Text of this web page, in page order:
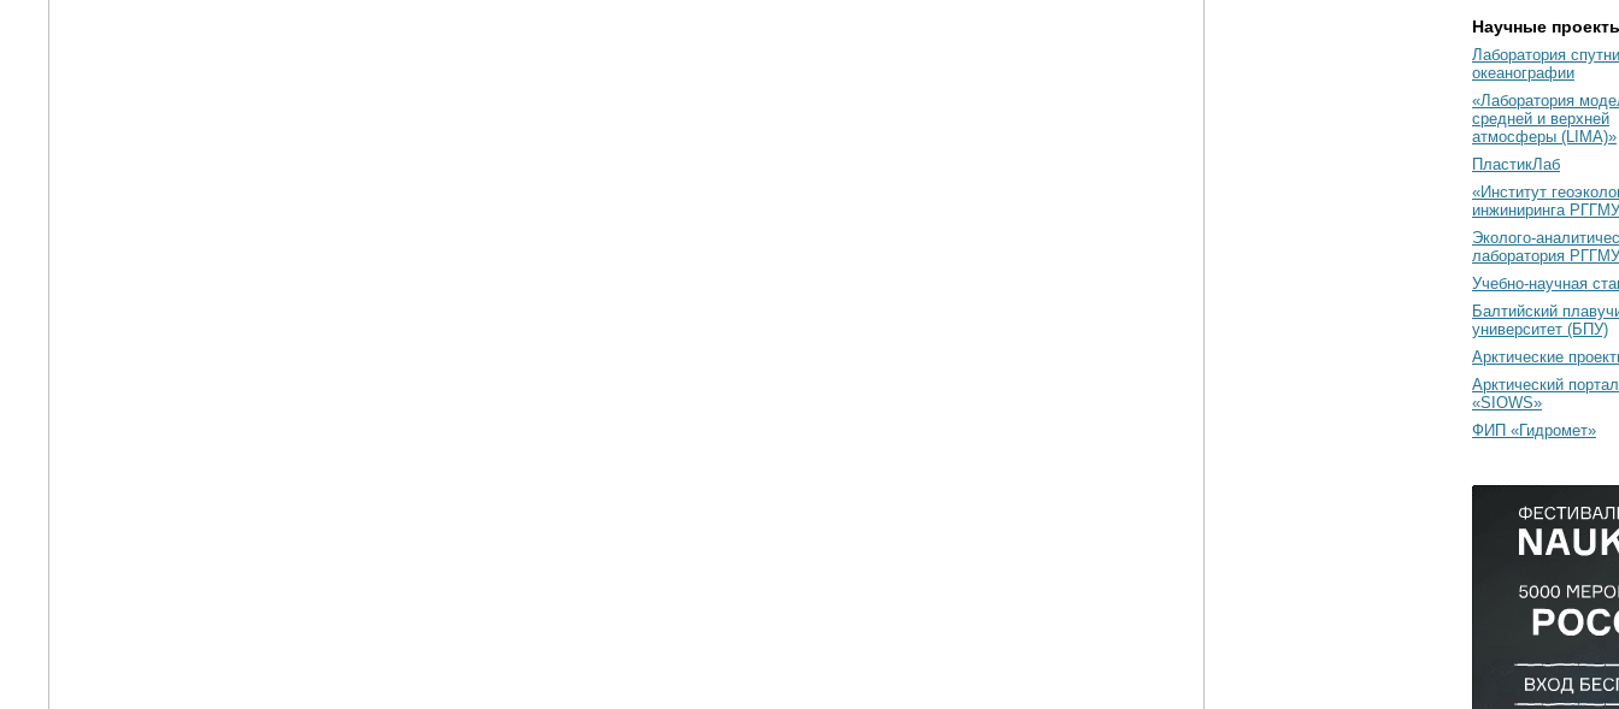
Научные
Лаборатория
океанографии
«Лаборатория
средней и верхней
атмосферы (LIMA)»
ПластикЛаб
«Институт
инжиниринга
Эколого-
лаборатория РГГМУ
Учебно-научная
Балтийский
университет (БПУ)
Арктические
Арктический портал
«SIOWS»
ФИП «Гидромет»